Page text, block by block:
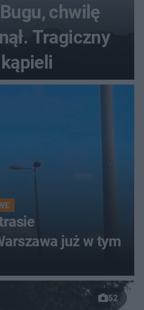
chwilę
Tragiczny
już w tym
52